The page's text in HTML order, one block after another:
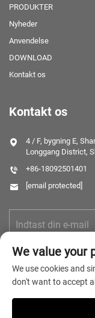
PRODUKTER
Nyheder
Anvendelse
DOWNLOAD
Kontakt os
Kontakt os
4 / F, bygning E,
Longgang District,
+86-18092501401
[email protected]
We value your
We use cookies and
don't want to accept